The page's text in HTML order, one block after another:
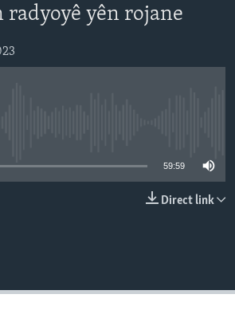
radyoyê yên rojane
59:59
Direct link